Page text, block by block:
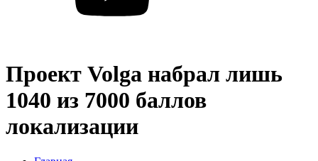
Проект Volga набрал лишь
1040 из 7000 баллов
локализации